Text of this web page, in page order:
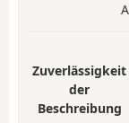
Zuverlässigkeit
der
Beschreibung